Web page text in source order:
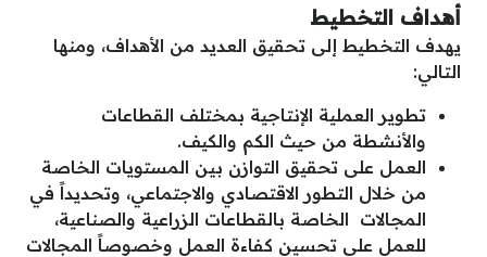
أهداف التخطيط
يهدف التخطيط إلى تحقيق العديد من الأهداف، ومنها
التالي:
تطوير العملية الإنتاجية بمختلف القطاعات
والأنشطة من حيث الكم والكيف.
العمل على تحقيق التوازن بين المستويات الخاصة
من خلال التطور الاقتصادي والاجتماعي، وتحديداً في
المجالات الخاصة بالقطاعات الزراعية والصناعية،
للعمل على تحسين كفاءة العمل وخصوصاً المجالات